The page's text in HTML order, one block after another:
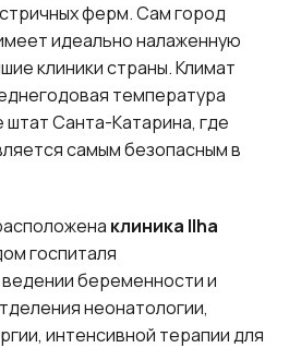
ферм. Сам город
идеально налаженную
клиники страны. Климат
температура
штат Санта-Катарина, где
самым безопасным в
клиника Ilha
госпиталя
беременности и
неонатологии,
интенсивной терапии для